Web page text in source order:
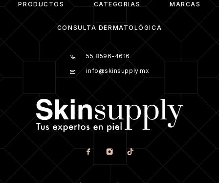
PRODUCTOS CATEGORIAS MARCAS
CONSULTA DERMATOLÓGICA
55 8596-4616
info@skinsupply.mx